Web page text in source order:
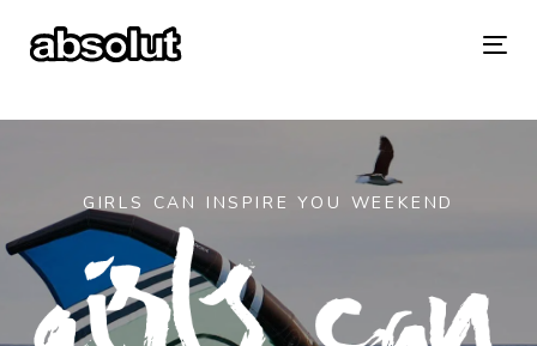
links
to
content
GIRLS CAN INSPIRE YOU WEEKEND